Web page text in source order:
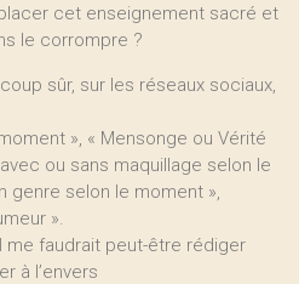
cet enseignement sacré et
le corrompre ?
sûr, sur les réseaux sociaux,
», « Mensonge ou Vérité
ou sans maquillage selon le
genre selon le moment »,
».
me faudrait peut-être rédiger
à l’envers